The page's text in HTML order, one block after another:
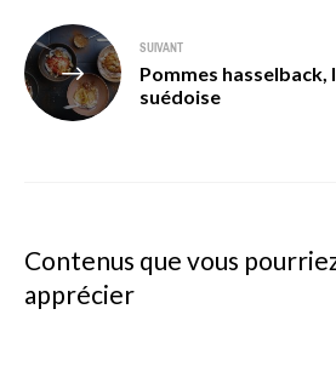
SUIVANT
Pommes hasselback,
suédoise
Contenus que vous
apprécier